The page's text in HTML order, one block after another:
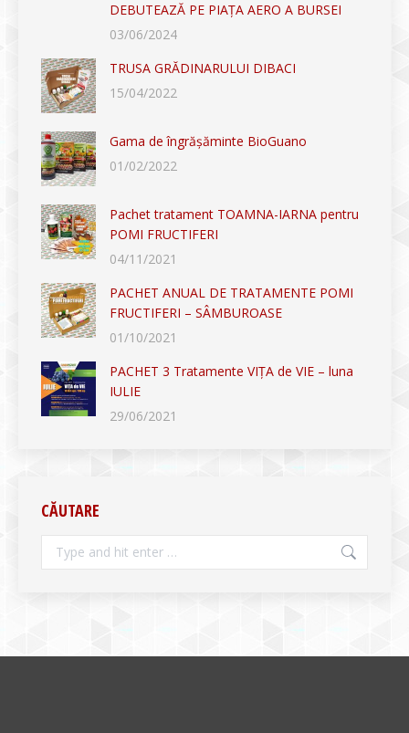
DEBUTEAZĂ PE PIAȚA AERO A BURSEI
03/06/2024
TRUSA GRĂDINARULUI DIBACI
15/04/2022
Gama de îngrășăminte BioGuano
01/02/2022
Pachet tratament TOAMNA-IARNA pentru
POMI FRUCTIFERI
04/11/2021
PACHET ANUAL DE TRATAMENTE POMI
FRUCTIFERI – SÂMBUROASE
01/10/2021
PACHET 3 Tratamente VIȚA de VIE – luna
IULIE
29/06/2021
CĂUTARE
Search: